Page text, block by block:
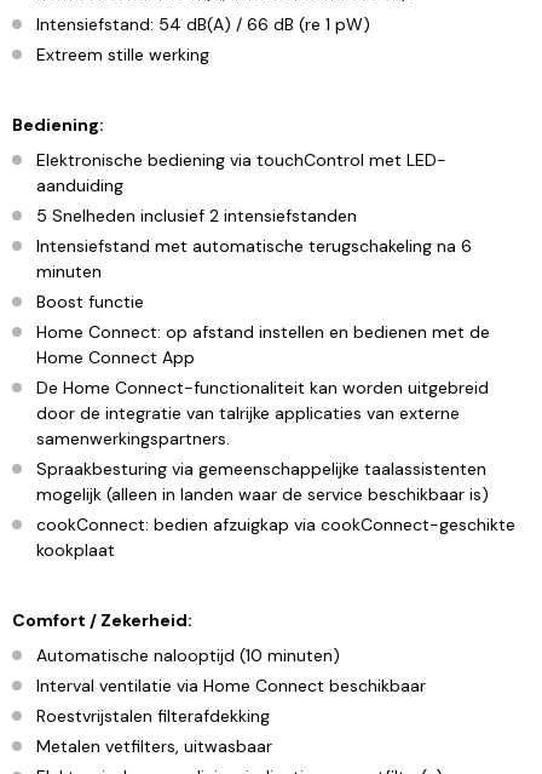
Intensiefstand: 54 dB(A) / 66 dB (re 1 pW)
Extreem stille werking
Bediening:
Elektronische bediening via touchControl met LED-
aanduiding
5 Snelheden inclusief 2 intensiefstanden
Intensiefstand met automatische terugschakeling na 6
minuten
Boost functie
Home Connect: op afstand instellen en bedienen met de
Home Connect App
De Home Connect-functionaliteit kan worden uitgebreid
door de integratie van talrijke applicaties van externe
samenwerkingspartners.
Spraakbesturing via gemeenschappelijke taalassistenten
mogelijk (alleen in landen waar de service beschikbaar is)
cookConnect: bedien afzuigkap via cookConnect-geschikte
kookplaat
Comfort / Zekerheid:
Automatische nalooptijd (10 minuten)
Interval ventilatie via Home Connect beschikbaar
Roestvrijstalen filterafdekking
Metalen vetfilters, uitwasbaar